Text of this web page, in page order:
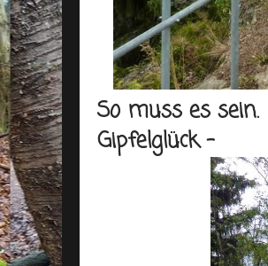
So muss es sein.
Gipfelglück -